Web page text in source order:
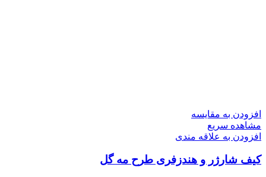
افزودن به مقایسه
مشاهده سریع
افزودن به علاقه مندی
کیف شارژر و هندزفری طرح مه گل